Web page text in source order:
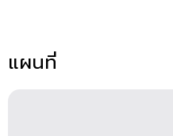
แผนที่